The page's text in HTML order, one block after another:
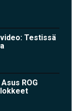
Testissä
ROG